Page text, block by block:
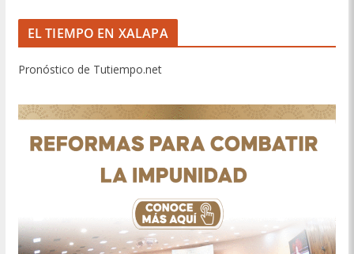
EL TIEMPO EN XALAPA
Pronóstico de Tutiempo.net